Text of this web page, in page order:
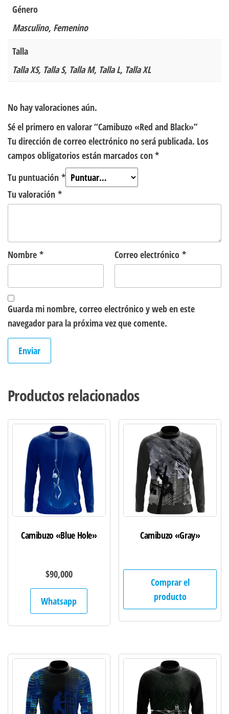
Género
Masculino, Femenino
Talla
Talla XS, Talla S, Talla M, Talla L, Talla XL
No hay valoraciones aún.
Sé el primero en valorar “Camibuzo «Red and Black»”
Tu dirección de correo electrónico no será publicada. Los
campos obligatorios están marcados con*
Tu puntuación *
Tu valoración *
Nombre * Correo electrónico *
Guarda mi nombre, correo electrónico y web en este
navegador para la próxima vez que comente.
Productos relacionados
Camibuzo «Blue Hole»
$90,000
Whatsapp
Camibuzo «Gray»
Comprar el
producto